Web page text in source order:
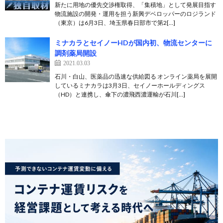
新たに用地の優先交渉権取得、「集積地」として発展目指す
物流施設の開発・運用を担う新興デベロッパーのロジランド
（東京）は6月3日、埼玉県春日部市で第2[…]
ミナカラとセイノーHDが国内初、物流センターに
調剤薬局開設
2021.03.03
石川・白山、医薬品の迅速な供給図る オンライン薬局を展開
しているミナカラは3月3日、セイノーホールディングス
（HD）と連携し、傘下の濃飛西濃運輸が石川[…]